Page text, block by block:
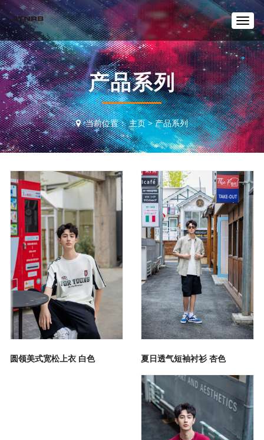
T
o
g
g
l
e
n
a
v
i
g
a
i
o
n
产品系列
当前位置：主页>产品系列
圆领美式宽松上衣 白色 夏日透气短袖衬衫 杏色